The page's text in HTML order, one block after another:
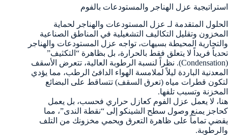
استراتيجية عزل الهناجر والمستودعات بالفوم
الحلول المتقدمة لـ عزل المستودعات والهناجر لحماية
المخزون وتقليل التكاليف التشغيلية في المناطق الصناعية
والتجارية المحيطة بسيهات، تواجه عزل المستودعات والهناجر
تحدياً فريداً لا يتعلق فقط بالحرارة، بل بظاهرة “التكثيف”
(Condensation). نظراً لنسبة الرطوبة العالية، تتعرض الأسقف
المعدنية الباردة ليلاً لملامسة الهواء الدافئ الرطب، مما يؤدي
لتكون قطرات مياه (تعرق السقف) تتساقط على البضائع
المخزنة وتسبب تلفها.
هنا، لا يعمل عزل الفوم كعازل حراري فحسب، بل يعمل
كحاجز يمنع وصول سطح الشينكو إلى “نقطة الندى”، مما
يقضي تماماً على ظاهرة التعرق ويحمي مخزونك من التلف
والرطوبة.